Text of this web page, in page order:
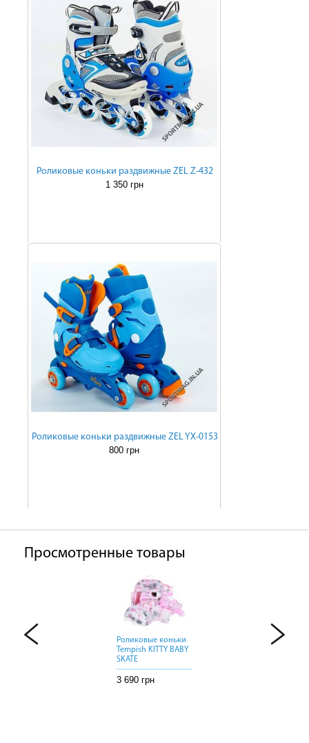
Роликовые коньки раздвижные ZEL Z-432
1 350 грн
Роликовые коньки раздвижные ZEL YX-0153
800 грн
Просмотренные товары
Роликовые коньки
Роликовые коньки
Tempish KITTY BABY
SKATE
3 690 грн
Роликовые коньки